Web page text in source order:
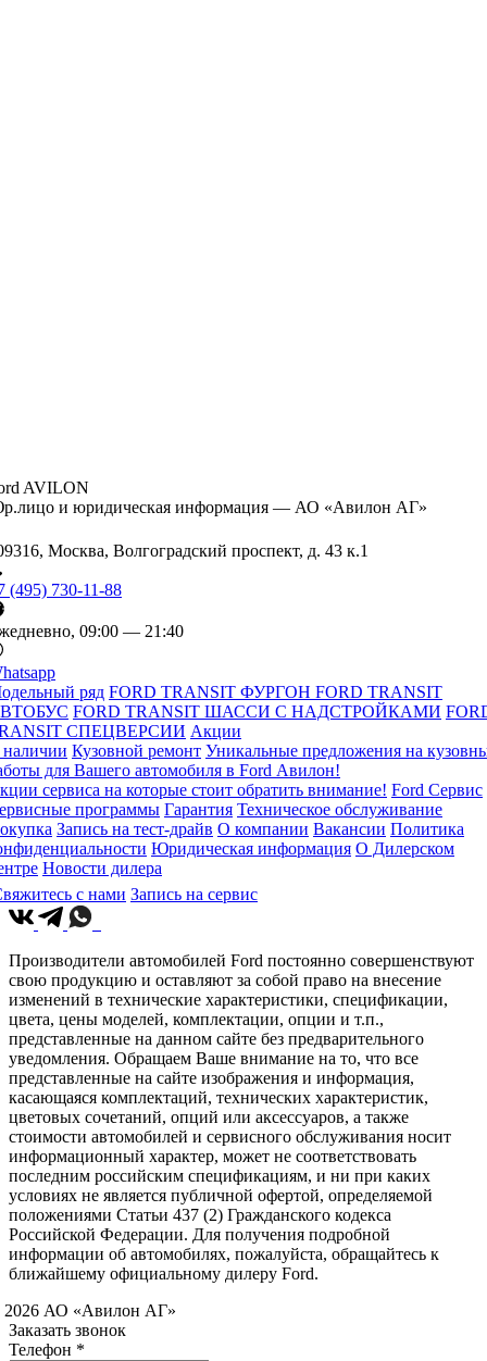
AVILON
и юридическая информация — АО «Авилон АГ»
Москва, Волгоградский проспект, д. 43 к.1
(495) 730-11-88
09:00 — 21:40
ряд FORD TRANSIT ФУРГОН FORD TRANSIT
FORD TRANSIT ШАССИ С НАДСТРОЙКАМИ
СПЕЦВЕРСИИ Акции
Кузовной ремонт Уникальные предложения на
для Вашего автомобиля в Ford Авилон!
сервиса на которые стоит обратить внимание! Ford Сервис
программы Гарантия Техническое обслуживание
Запись на тест-драйв О компании Вакансии Политика
Юридическая информация О Дилерском
Новости дилера
с нами Запись на сервис
Производители автомобилей Ford постоянно совершенствуют
свою продукцию и оставляют за собой право на внесение
изменений в технические характеристики, спецификации,
цвета, цены моделей, комплектации, опции и т.п.,
представленные на данном сайте без предварительного
уведомления. Обращаем Ваше внимание на то, что все
представленные на сайте изображения и информация,
касающаяся комплектаций, технических характеристик,
цветовых сочетаний, опций или аксессуаров, а также
стоимости автомобилей и сервисного обслуживания носит
информационный характер, может не соответствовать
последним российским спецификациям, и ни при каких
условиях не является публичной офертой, определяемой
положениями Статьи 437 (2) Гражданского кодекса
Российской Федерации. Для получения подробной
информации об автомобилях, пожалуйста, обращайтесь к
ближайшему официальному дилеру Ford.
АО «Авилон АГ»
Заказать звонок
Телефон *